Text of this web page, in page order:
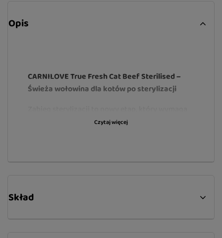
Opis
CARNILOVE True Fresh Cat Beef Sterilised –
Świeża wołowina dla kotów po sterylizacji
świadomego podejścia do diety, bez rezygnacji z
poziom. Receptura w 100% oparta na
jednocześnie o smukłą sylwetkę i sprawny
premium, stworzona dla wymagających
Czytaj więcej
Skład